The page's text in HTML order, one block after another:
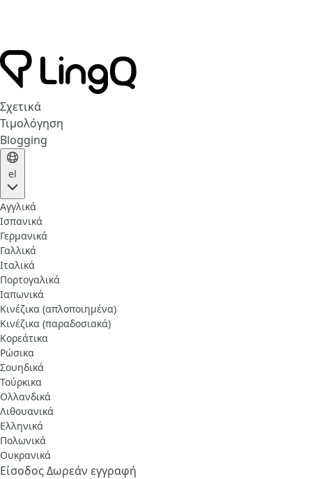
Σχετικά
Τιμολόγηση
Blogging
el
Αγγλικά
Ισπανικά
Γερμανικά
Γαλλικά
Ιταλικά
Πορτογαλικά
Ιαπωνικά
Κινέζικα (απλοποιημένα)
Κινέζικα (παραδοσιακά)
Κορεάτικα
Ρώσικα
Σουηδικά
Τούρκικα
Ολλανδικά
Λιθουανικά
Ελληνικά
Πολωνικά
Ουκρανικά
ΕίσοδοςΔωρεάν εγγραφή